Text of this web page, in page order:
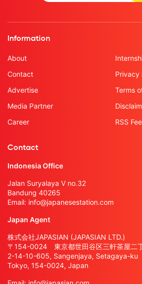
Information
About
Contact
Advertise
Media Partner
Career
Privacy
Terms
RSS
Contact
Indonesia Office
Jalan Suryalaya V no.32
Bandung 40265
Email: info@japanesestation.com
Japan Agent
株式会社JAPASIAN (JAPASIAN LTD.)
〒154-0024 東京都世田谷区三軒茶屋二
2-14-10-605, Sangenjaya, Setagaya-ku
Tokyo, 154-0024, Japan